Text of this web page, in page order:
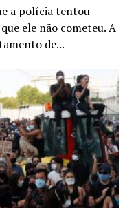
a polícia tentou
ele não cometeu. A
de...